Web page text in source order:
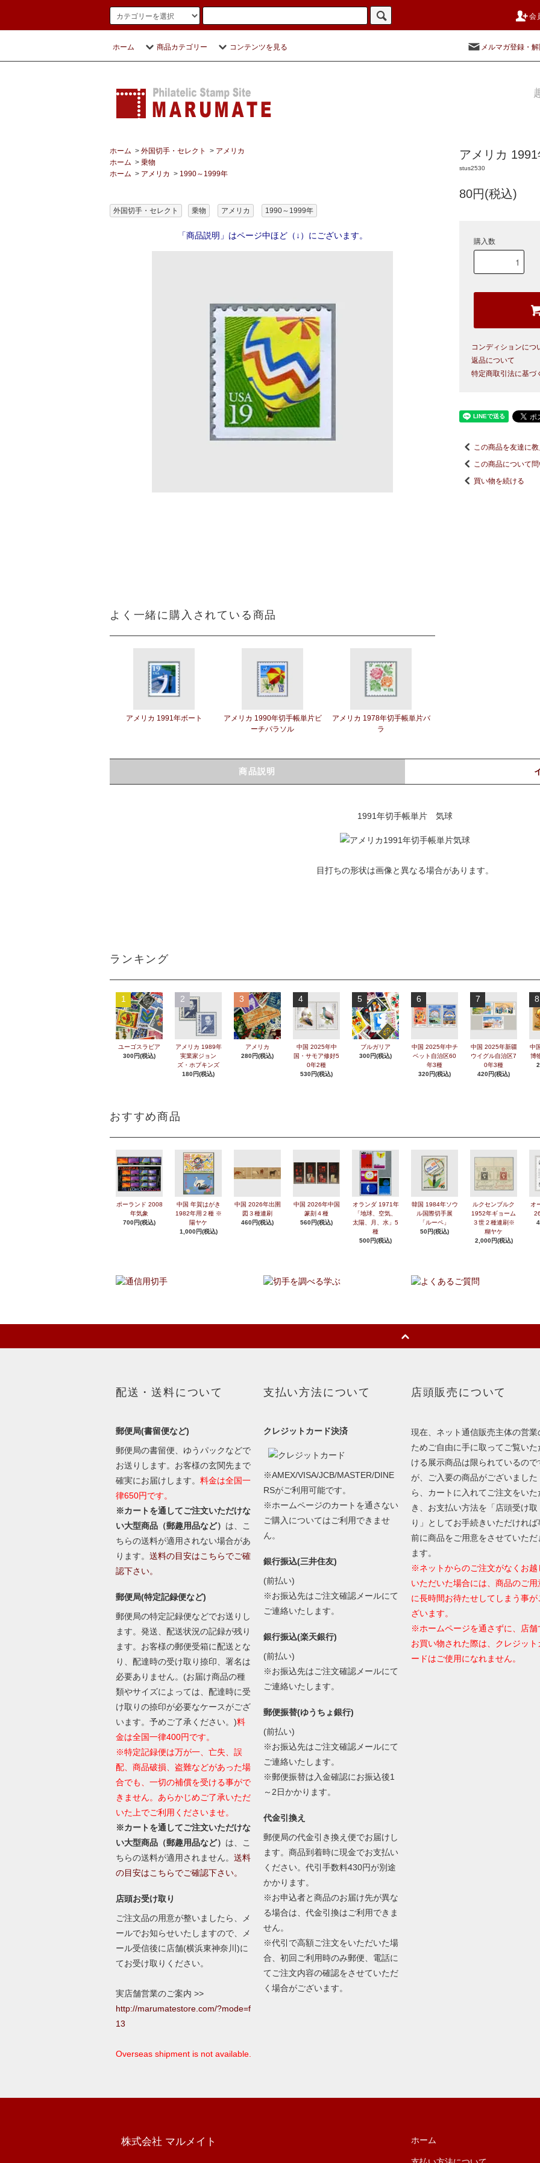
会
ホーム 商品カテゴリー コンテンツを見る メルマガ登録・
ホーム > 外国切手・セレクト > アメリカ
ホーム > 乗物
ホーム > アメリカ > 1990～1999年
外国切手・セレクト 乗物 アメリカ 1990～1999年
「商品説明」はページ中ほど（↓）にございます。
よく一緒に購入されている商品
アメリカ 1991年ボート
アメリカ 1990年切手帳単片ビ
ーチパラソル
アメリカ 1978年切手帳単片バ
ラ
アメリカ
stus2530
80円(税込)
購入数
コンディションにつ
返品について
特定商取引法に基づ
この商品を友達に
この商品について
買い物を続ける
商品説明
1991年切手帳単片 気球
目打ちの形状は画像と異なる場合があります。
ランキング
1
ユーゴスラビア
300円(税込)
2
アメリカ 1989年
実業家ジョン
ズ・ホプキンズ
180円(税込)
3
アメリカ
280円(税込)
4
中国 2025年中
国・サモア修好5
0年2種
530円(税込)
5
ブルガリア
300円(税込)
6
中国 2025年中チ
ベット自治区60
年3種
320円(税込)
7
中国 2025年新疆
ウイグル自治区7
0年3種
420円(税込)
8
中
博
おすすめ商品
ポーランド 2008
年気象
700円(税込)
中国 年賀はがき
1982年用２種 ※
陽ヤケ
1,000円(税込)
中国 2026年出圉
図３種連刷
460円(税込)
中国 2026年中国
篆刻４種
560円(税込)
オランダ 1971年
「地球、空気、
太陽、月、水」5
種
500円(税込)
韓国 1984年ソウ
ル国際切手展
「ルーペ」
50円(税込)
ルクセンブルク
1952年ギョーム
３世２種連刷※
糊ヤケ
2,000円(税込)
オ
配送・送料について
郵便局(書留便など)
郵便局の書留便、ゆうパックなどで
お送りします。お客様の玄関先まで
確実にお届けします。 料金は全国一
律650円です。
※カートを通してご注文いただけな
い大型商品（郵趣用品など） は、こ
ちらの送料が適用されない場合があ
ります。 送料の目安はこちらでご確
認下さい。
郵便局(特定記録便など)
郵便局の特定記録便などでお送りし
ます。発送、配送状況の記録が残り
ます。お客様の郵便受箱に配送とな
り、配達時の受け取り捺印、署名は
必要ありません。(お届け商品の種
類やサイズによっては、配達時に受
け取りの捺印が必要なケースがござ
います。予めご了承ください。)料
金は全国一律400円です。
※特定記録便は万が一、亡失、誤
配、商品破損、盗難などがあった場
合でも、一切の補償を受ける事がで
きません。あらかじめご了承いただ
いた上でご利用くださいませ。
※カートを通してご注文いただけな
い大型商品（郵趣用品など） は、こ
ちらの送料が適用されません。 送料
の目安はこちらでご確認下さい。
店頭お受け取り
ご注文品の用意が整いましたら、メ
ールでお知らせいたしますので、メ
ール受信後に店舗(横浜東神奈川)に
てお受け取りください。
実店舗営業のご案内 >>
http://marumatestore.com/?mode=f
13
Overseas shipment is not available.
支払い方法について
クレジットカード決済
※AMEX/VISA/JCB/MASTER/DINE
RSがご利用可能です。
※ホームページのカートを通さない
ご購入についてはご利用できませ
ん。
銀行振込(三井住友)
(前払い)
※お振込先はご注文確認メールにて
ご連絡いたします。
銀行振込(楽天銀行)
(前払い)
※お振込先はご注文確認メールにて
ご連絡いたします。
郵便振替(ゆうちょ銀行)
(前払い)
※お振込先はご注文確認メールにて
ご連絡いたします。
※郵便振替は入金確認にお振込後1
～2日かかります。
代金引換え
郵便局の代金引き換え便でお届けし
ます。商品到着時に現金でお支払い
ください。代引手数料430円が別途
かかります。
※お申込者と商品のお届け先が異な
る場合は、代金引換はご利用できま
せん。
※代引で高額ご注文をいただいた場
合、初回ご利用時のみ郵便、電話に
てご注文内容の確認をさせていただ
く場合がございます。
店頭販売について
現在、ネット通信販売主体の営業
ためご自由に手に取ってご覧いた
ける展示商品は限られているので
が、ご入要の商品がございました
ら、カートに入れてご注文をいた
き、お支払い方法を「店頭受け取
り」としてお手続きいただければ
前に商品をご用意をさせていただ
ます。
※ネットからのご注文がなくお越
いただいた場合には、商品のご用
に長時間お待たせしてしまう事が
ざいます。
※ホームページを通さずに、店舗
お買い物された際は、クレジット
ードはご使用になれません。
株式会社 マルメイト ホーム